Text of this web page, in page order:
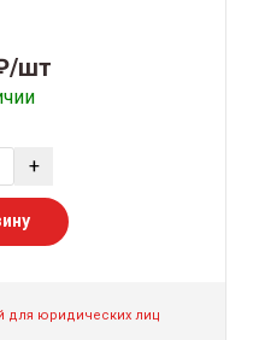
шт
+
для юридических лиц